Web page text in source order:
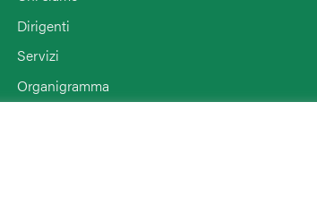
Dirigenti
Servizi
Organigramma